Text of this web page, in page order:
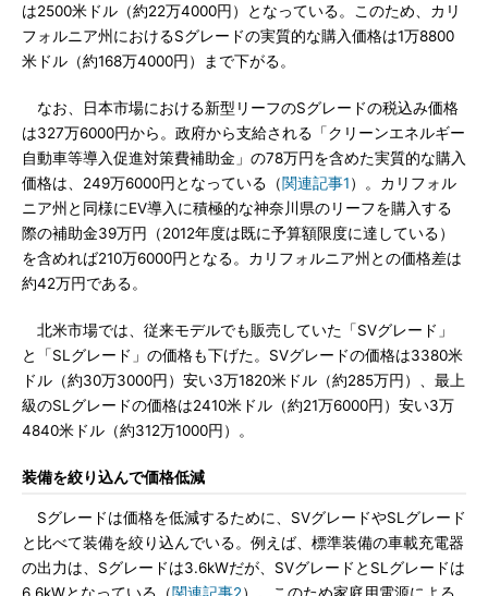
は2500米ドル（約22万4000円）となっている。このため、カリ
フォルニア州におけるSグレードの実質的な購入価格は1万8800
米ドル（約168万4000円）まで下がる。
なお、日本市場における新型リーフのSグレードの税込み価格
は327万6000円から。政府から支給される「クリーンエネルギー
自動車等導入促進対策費補助金」の78万円を含めた実質的な購入
価格は、249万6000円となっている（関連記事1）。カリフォル
ニア州と同様にEV導入に積極的な神奈川県のリーフを購入する
際の補助金39万円（2012年度は既に予算額限度に達している）
を含めれば210万6000円となる。カリフォルニア州との価格差は
約42万円である。
北米市場では、従来モデルでも販売していた「SVグレード」
と「SLグレード」の価格も下げた。SVグレードの価格は3380米
ドル（約30万3000円）安い3万1820米ドル（約285万円）、最上
級のSLグレードの価格は2410米ドル（約21万6000円）安い3万
4840米ドル（約312万1000円）。
装備を絞り込んで価格低減
Sグレードは価格を低減するために、SVグレードやSLグレード
と比べて装備を絞り込んでいる。例えば、標準装備の車載充電器
の出力は、Sグレードは3.6kWだが、SVグレードとSLグレードは